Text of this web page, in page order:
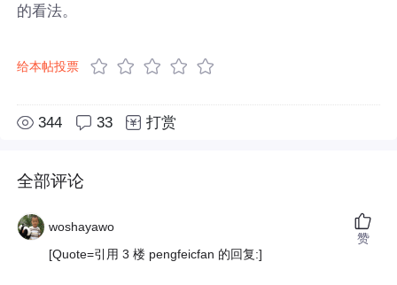
的看法。
给本帖投票
344 33 打赏
全部评论
woshayawo
[Quote=引用 3 楼 pengfeicfan 的回复:]
赞